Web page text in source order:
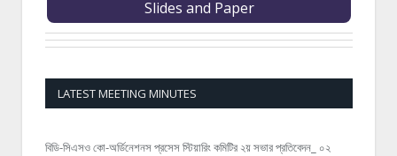
Slides and Paper
LATEST MEETING MINUTES
বিডি-সিএসও কো-অর্ডিনেশনস প্রসেস স্টিয়ারিং কমিটির ২য় সভার প্রতিবেদন_ ০২